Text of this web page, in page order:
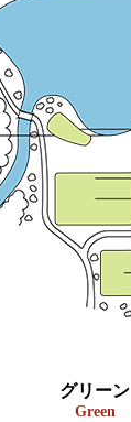
グリーン
Green